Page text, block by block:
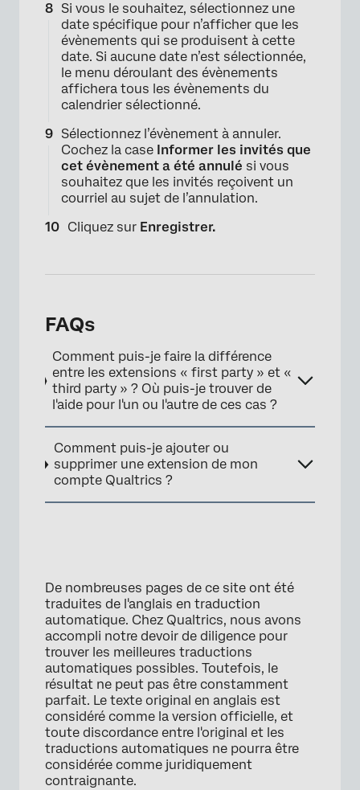
×
Si vous le souhaitez, sélectionnez une
date spécifique pour n’afficher que les
évènements qui se produisent à cette
date. Si aucune date n’est sélectionnée,
le menu déroulant des évènements
affichera tous les évènements du
calendrier sélectionné.
Sélectionnez l’évènement à annuler.
Cochez la case Informer les invités que
cet évènement a été annulé si vous
souhaitez que les invités reçoivent un
courriel au sujet de l’annulation.
Cliquez sur Enregistrer.
FAQs
Comment puis-je faire la différence
entre les extensions « first party » et «
third party » ? Où puis-je trouver de
l'aide pour l'un ou l'autre de ces cas ?
Comment puis-je ajouter ou
supprimer une extension de mon
compte Qualtrics ?
De nombreuses pages de ce site ont été
traduites de l'anglais en traduction
automatique. Chez Qualtrics, nous avons
accompli notre devoir de diligence pour
trouver les meilleures traductions
automatiques possibles. Toutefois, le
résultat ne peut pas être constamment
parfait. Le texte original en anglais est
considéré comme la version officielle, et
toute discordance entre l'original et les
traductions automatiques ne pourra être
considérée comme juridiquement
contraignante.